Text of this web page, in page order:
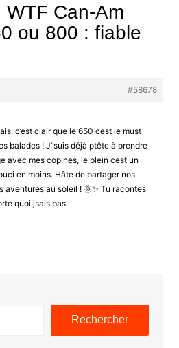
Can-Am
ou 800 : fiable
#58678
c’est clair que le 650 cest le must
balades ! J”suis déjà ptête à prendre
avec mes copines, le plein cest un
en moins. Hâte de partager nos
aventures au soleil ! 🌞✨ Tu racontes
quoi jsais pas
Rechercher